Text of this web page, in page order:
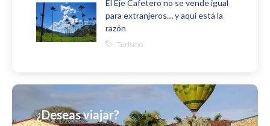
El Eje Cafetero no se vende igual
para extranjeros… y aquí está la
razón
Turismo
¿Deseas viajar?